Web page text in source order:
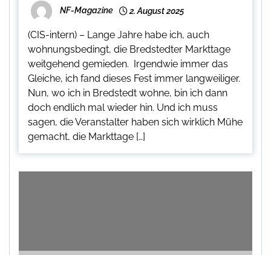
NF-Magazine 2. August 2025
(CIS-intern) – Lange Jahre habe ich, auch
wohnungsbedingt, die Bredstedter Markttage
weitgehend gemieden. Irgendwie immer das
Gleiche, ich fand dieses Fest immer langweiliger.
Nun, wo ich in Bredstedt wohne, bin ich dann
doch endlich mal wieder hin. Und ich muss
sagen, die Veranstalter haben sich wirklich Mühe
gemacht, die Markttage […]